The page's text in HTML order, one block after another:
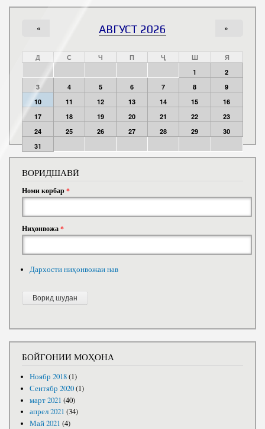
АВГУСТ 2026
« »
Д С Ч П Ҷ Ш
Я
1
2
3
4 5 6 7 8
9
10
11 12 13 14 15
16
17
18 19 20 21 22
23
24
25 26 27 28 29
30
31
ВОРИДШАВӢ
Номи корбар*
Ниҳонвожа*
Дархости ниҳонвожаи нав
БОЙГОНИИ МОҲОНА
Ноябр 2018(1)
Сентябр 2020(1)
март 2021 (40)
апрел 2021 (34)
Май 2021 (4)